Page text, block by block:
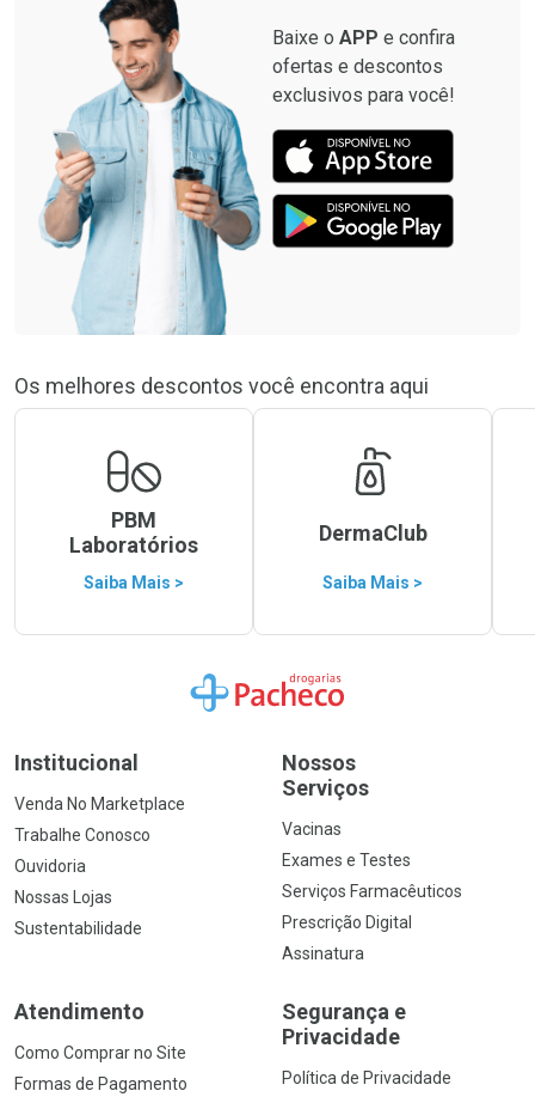
Baixe o APP e confira
ofertas e descontos
exclusivos para você!
Os melhores descontos você encontra aqui
PBM
Laboratórios
Saiba Mais >
DermaClub
Saiba Mais >
Ir para a Home
Institucional
Venda No Marketplace
Trabalhe Conosco
Ouvidoria
Nossas Lojas
Sustentabilidade
Nossos
Serviços
Vacinas
Exames e Testes
Serviços Farmacêuticos
Prescrição Digital
Assinatura
Atendimento
Como Comprar no Site
Formas de Pagamento
Segurança e
Privacidade
Política de Privacidade